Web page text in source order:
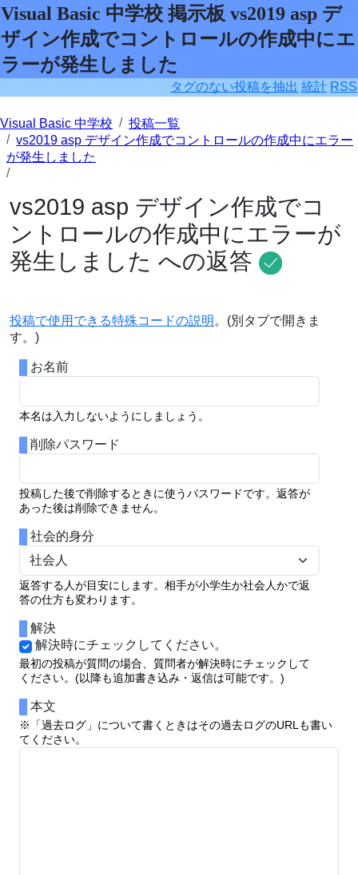
Visual Basic 中学校 掲示板 vs2019 asp デ
ザイン作成でコントロールの作成中にエ
ラーが発生しました
タグのない投稿を抽出 統計 RSS
Visual Basic 中学校
投稿一覧
vs2019 asp デザイン作成でコントロールの作成中にエラー
が発生しました
vs2019 asp デザイン作成でコ
ントロールの作成中にエラーが
発生しました への返答
投稿で使用できる特殊コードの説明 。(別タブで開きま
す。)
お名前
本名は入力しないようにしましょう。
削除パスワード
投稿した後で削除するときに使うパスワードです。返答が
あった後は削除できません。
社会的身分
返答する人が目安にします。相手が小学生か社会人かで返
答の仕方も変わります。
解決
解決時にチェックしてください。
最初の投稿が質問の場合、質問者が解決時にチェックして
ください。(以降も追加書き込み・返信は可能です。)
本文
※「過去ログ」について書くときはその過去ログのURLも書い
てください。